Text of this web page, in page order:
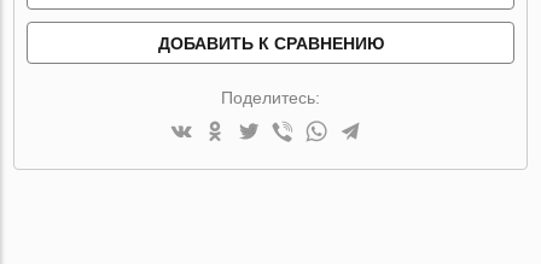
ДОБАВИТЬ К СРАВНЕНИЮ
Поделитесь: